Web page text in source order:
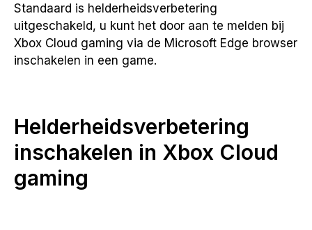
Standaard is helderheidsverbetering
uitgeschakeld, u kunt het door aan te melden bij
Xbox Cloud gaming via de Microsoft Edge browser
inschakelen in een game.
Helderheidsverbetering
inschakelen in Xbox Cloud
gaming